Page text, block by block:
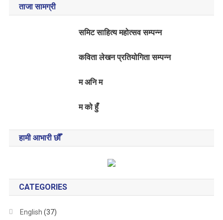
ताजा सामग्री
समिट साहित्य महोत्सव सम्पन्न
कविता लेखन प्रतियोगिता सम्पन्न
म अनि म
म को हुँ
हामी आभारी छौँ
CATEGORIES
English (37)